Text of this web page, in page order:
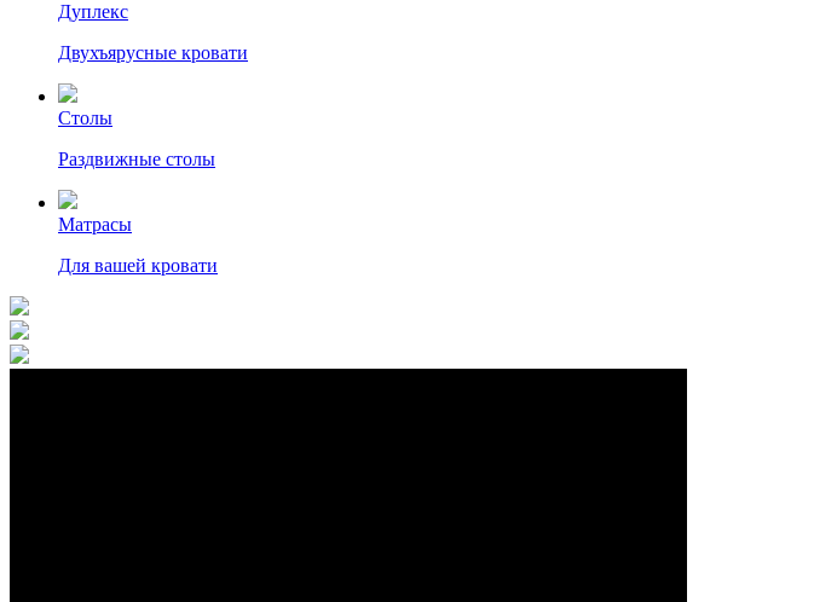
Дуплекс
Двухъярусные кровати
Столы
Раздвижные столы
Матрасы
Для вашей кровати